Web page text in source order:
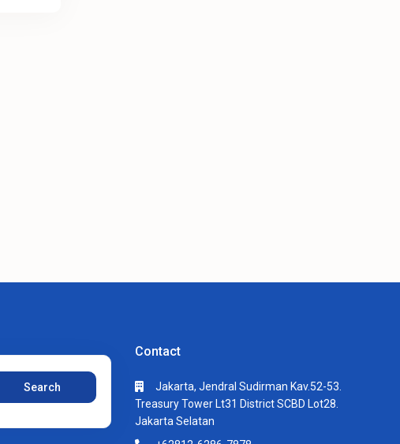
Search
Contact
Jakarta, Jendral Sudirman Kav.52-53.
Treasury Tower Lt31 District SCBD Lot28.
Jakarta Selatan